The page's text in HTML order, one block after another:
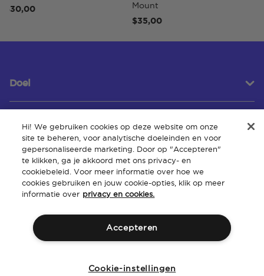
Mount
$35,00
Doel
Klantenservice
Over
Hi! We gebruiken cookies op deze website om onze
site te beheren, voor analytische doeleinden en voor
gepersonaliseerde marketing. Door op "Accepteren"
te klikken, ga je akkoord met ons privacy- en
cookiebeleid. Voor meer informatie over hoe we
cookies gebruiken en jouw cookie-opties, klik op meer
informatie over privacy en cookies.
Accepteren
Cookie-instellingen